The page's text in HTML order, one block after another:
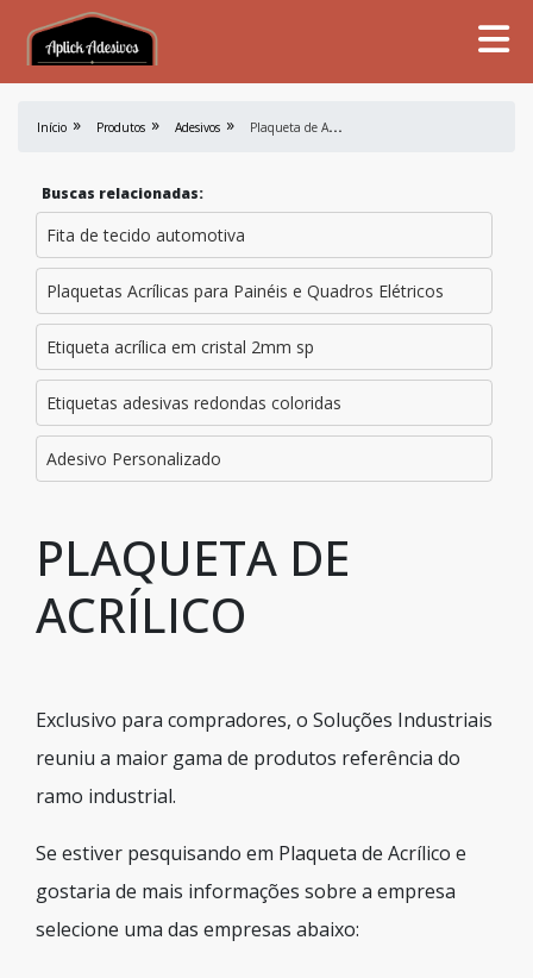
Início Produtos Adesivos P
laqueta de Acrílico
Buscas relacionadas:
Fita de tecido automotiva
Plaquetas Acrílicas para Painéis e Quadros Elétricos
Etiqueta acrílica em cristal 2mm sp
Etiquetas adesivas redondas coloridas
Adesivo Personalizado
PLAQUETA DE
ACRÍLICO
Exclusivo para compradores, o Soluções Industriais
reuniu a maior gama de produtos referência do
ramo industrial.
Se estiver pesquisando em Plaqueta de Acrílico e
gostaria de mais informações sobre a empresa
selecione uma das empresas abaixo: